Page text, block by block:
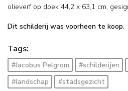
olieverf op doek 44,2 x 63,1 cm,
Dit schilderij was voorheen te koop.
Tags:
#Jacobus Pelgrom #schilderijen
#landschap
#stadsgezicht